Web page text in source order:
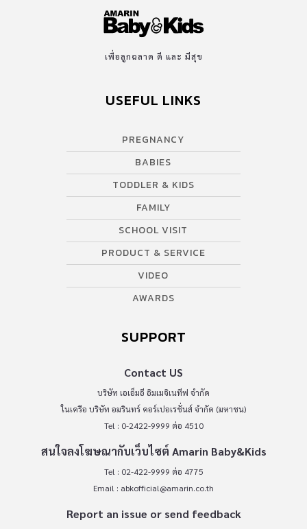
เพื่อลูกฉลาด ดี และ มีสุข
USEFUL LINKS
PREGNANCY
BABIES
TODDLER & KIDS
FAMILY
SCHOOL VISIT
PRODUCT & SERVICE
VIDEO
AWARDS
SUPPORT
Contact US
บริษัท เอเอ็มอี อิมเมจิเนทีฟ จำกัด
ในเครือ บริษัท อมรินทร์ คอร์เปอเรชั่นส์ จำกัด (มหาชน)
Tel : 0-2422-9999 ต่อ 4510
สนใจลงโฆษณากับเว็บไซต์ Amarin Baby&Kids
Tel : 02-422-9999 ต่อ 4775
Email : abkofficial@amarin.co.th
Report an issue or send feedback